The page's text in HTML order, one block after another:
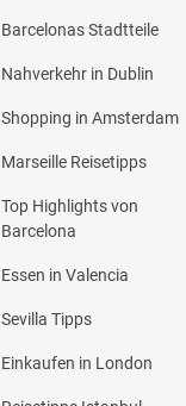
Barcelonas Stadtteile
Nahverkehr in Dublin
Shopping in Amsterdam
Marseille Reisetipps
Top Highlights von
Barcelona
Essen in Valencia
Sevilla Tipps
Einkaufen in London